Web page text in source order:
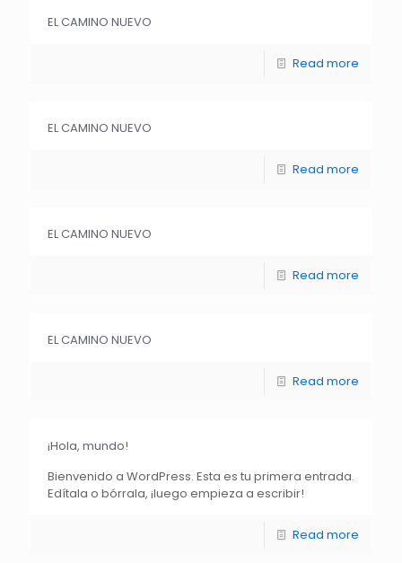
EL CAMINO NUEVO
Read more
EL CAMINO NUEVO
Read more
EL CAMINO NUEVO
Read more
EL CAMINO NUEVO
Read more
¡Hola, mundo!
Bienvenido a WordPress. Esta es tu primera entrada.
Edítala o bórrala, ¡luego empieza a escribir!
Read more